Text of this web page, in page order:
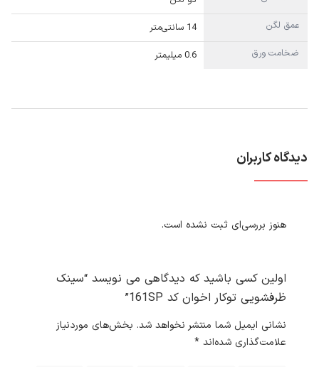
عمق لگن
14 سانتی‌متر
ضخامت ورق
0.6 میلیمتر
دیدگاه کاربران
هنوز بررسی‌ای ثبت نشده است.
اولین کسی باشید که دیدگاهی می نویسد “سینک
ظرفشویی توکار اخوان کد 161SP”
نشانی ایمیل شما منتشر نخواهد شد. بخش‌های موردنیاز
علامت‌گذاری شده‌اند *